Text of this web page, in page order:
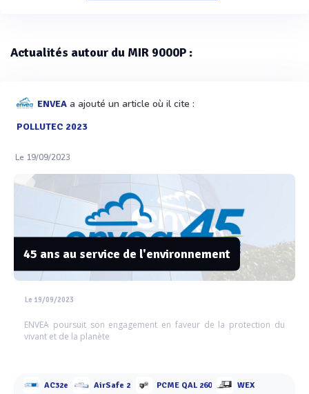
Actualités autour du MIR 9000P :
ENVEA a ajouté un article où il cite :
POLLUTEC 2023
Le 19/09/2023
45 ans au service de l'environnement
Le 19/09/2023
ENVEA poursuit son engagement en faveur de la protection du
vivant et de la planète
AC32e AirSafe 2 PCME QAL 260 WEX